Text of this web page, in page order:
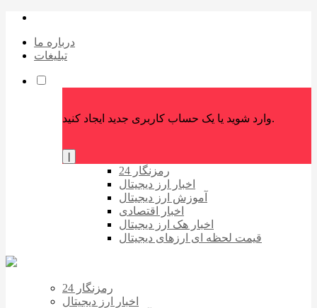
درباره ما
تبلیغات
وارد شوید یا یک حساب کاربری جدید ایجاد کنید.
رمزنگار 24
اخبار ارز دیجیتال
آموزش ارز دیجیتال
اخبار اقتصادی
اخبار هک ارز دیجیتال
قیمت لحظه ای ارزهای دیجیتال
رمزنگار 24
اخبار ارز دیجیتال